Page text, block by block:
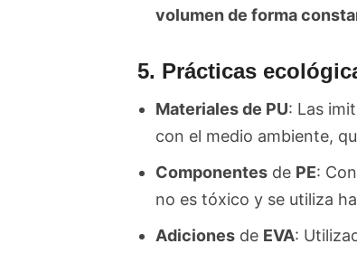
volumen de forma
5. Prácticas
Materiales de PU: Las
con el medio ambiente,
Componentesde PE:
no es tóxico y se utiliza
Adicionesde EVA: